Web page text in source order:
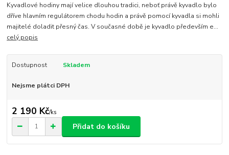
Kyvadlové hodiny mají velice dlouhou tradici, neboť právě kyvadlo bylo
dříve hlavním regulátorem chodu hodin a právě pomocí kyvadla si mohli
majitelé doladit přesný čas. V současné době je kyvadlo především e...
celý popis
Dostupnost Skladem
Nejsme plátci DPH
2 190 Kč/ks
Přidat do košíku